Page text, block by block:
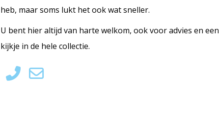
heb, maar soms lukt het ook wat sneller.
U bent hier altijd van harte welkom, ook voor advies en een
kijkje in de hele collectie.